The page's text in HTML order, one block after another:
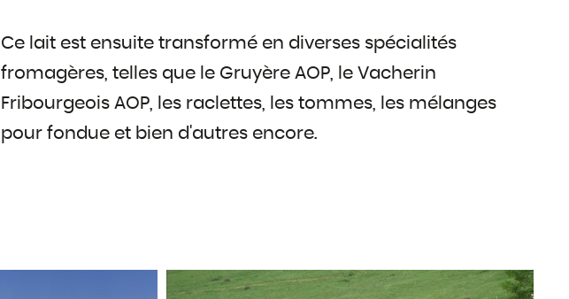
Ce lait est ensuite transformé en diverses spécialités
fromagères, telles que le Gruyère AOP, le Vacherin
Fribourgeois AOP, les raclettes, les tommes, les mélanges
pour fondue et bien d'autres encore.